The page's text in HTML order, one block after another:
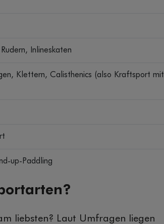
Inlineskaten
Klettern, Calisthenics (also Kraftsport mit
up-Paddling
liebsten? Laut Umfragen liegen